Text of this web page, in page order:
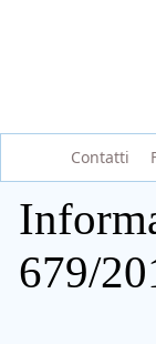
Contatti
679/